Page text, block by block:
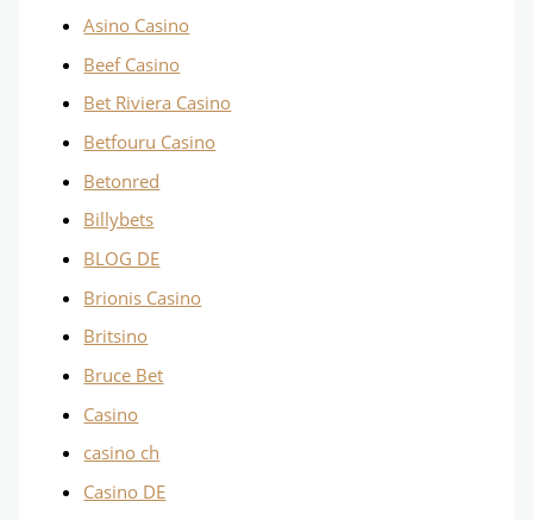
Asino Casino
Beef Casino
Bet Riviera Casino
Betfouru Casino
Betonred
Billybets
BLOG DE
Brionis Casino
Britsino
Bruce Bet
Casino
casino ch
Casino DE